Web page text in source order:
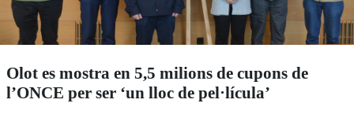
Olot es mostra en 5,5 milions de cupons de
l’ONCE per ser ‘un lloc de pel·lícula’